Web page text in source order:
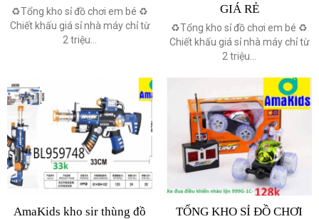
♻️Tổng kho sỉ đồ chơi em bé ♻️
Chiết khấu giá sỉ nhà máy chỉ từ
2 triệu...
GIÁ RẺ
♻️Tổng kho sỉ đồ chơi em bé ♻️
Chiết khấu giá sỉ nhà máy chỉ từ
2 triệu...
AmaKids kho sir thùng đồ
TỔNG KHO SỈ ĐỒ CHƠI